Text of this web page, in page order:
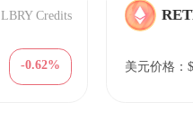
LBRY Credits
-0.62% 美元价格：